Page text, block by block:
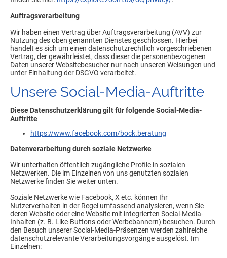
Auftragsverarbeitung
Wir haben einen Vertrag über Auftragsverarbeitung (AVV) zur
Nutzung des oben genannten Dienstes geschlossen. Hierbei
handelt es sich um einen datenschutzrechtlich vorgeschriebenen
Vertrag, der gewährleistet, dass dieser die personenbezogenen
Daten unserer Websitebesucher nur nach unseren Weisungen und
unter Einhaltung der DSGVO verarbeitet.
Unsere Social-Media-Auftritte
Diese Datenschutzerklärung gilt für folgende Social-Media-
Auftritte
https://www.facebook.com/bock.beratung
Datenverarbeitung durch soziale Netzwerke
Wir unterhalten öffentlich zugängliche Profile in sozialen
Netzwerken. Die im Einzelnen von uns genutzten sozialen
Netzwerke finden Sie weiter unten.
Soziale Netzwerke wie Facebook, X etc. können Ihr
Nutzerverhalten in der Regel umfassend analysieren, wenn Sie
deren Website oder eine Website mit integrierten Social-Media-
Inhalten (z. B. Like-Buttons oder Werbebannern) besuchen. Durch
den Besuch unserer Social-Media-Präsenzen werden zahlreiche
datenschutzrelevante Verarbeitungsvorgänge ausgelöst. Im
Einzelnen: